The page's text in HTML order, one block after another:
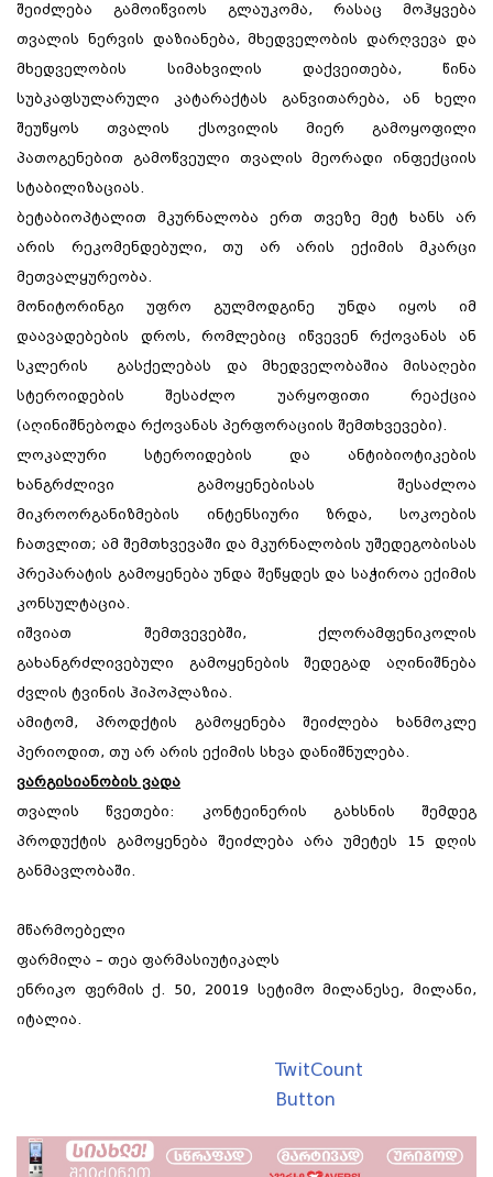
შეიძლება გამოიწვიოს გლაუკომა, რასაც მოჰყვება
თვალის ნერვის დაზიანება, მხედველობის დარღვევა და
მხედველობის სიმახვილის დაქვეითება, წინა
სუბკაფსულარული კატარაქტას განვითარება, ან ხელი
შეუწყოს თვალის ქსოვილის მიერ გამოყოფილი
პათოგენებით გამოწვეული თვალის მეორადი ინფექციის
სტაბილიზაციას.
ბეტაბიოპტალით მკურნალობა ერთ თვეზე მეტ ხანს არ
არის რეკომენდებული, თუ არ არის ექიმის მკარცი
მეთვალყურეობა.
მონიტორინგი უფრო გულმოდგინე უნდა იყოს იმ
დაავადებების დროს, რომლებიც იწვევენ რქოვანას ან
სკლერის გასქელებას და მხედველობაშია მისაღები
სტეროიდების შესაძლო უარყოფითი რეაქცია
(აღინიშნებოდა რქოვანას პერფორაციის შემთხვევები).
ლოკალური სტეროიდების და ანტიბიოტიკების
ხანგრძლივი გამოყენებისას შესაძლოა
მიკროორგანიზმების ინტენსიური ზრდა, სოკოების
ჩათვლით; ამ შემთხვევაში და მკურნალობის უშედეგობისას
პრეპარატის გამოყენება უნდა შეწყდეს და საჭიროა ექიმის
კონსულტაცია.
იშვიათ შემთვევებში, ქლორამფენიკოლის
გახანგრძლივებული გამოყენების შედეგად აღინიშნება
ძვლის ტვინის ჰიპოპლაზია.
ამიტომ, პროდქტის გამოყენება შეიძლება ხანმოკლე
პერიოდით, თუ არ არის ექიმის სხვა დანიშნულება.
ვარგისიანობის ვადა
თვალის წვეთები: კონტეინერის გახსნის შემდეგ
პროდუქტის გამოყენება შეიძლება არა უმეტეს 15 დღის
განმავლობაში.
მწარმოებელი
ფარმილა – თეა ფარმასიუტიკალს
ენრიკო ფერმის ქ. 50, 20019 სეტიმო მილანესე, მილანი,
იტალია.
TwitCount
Button